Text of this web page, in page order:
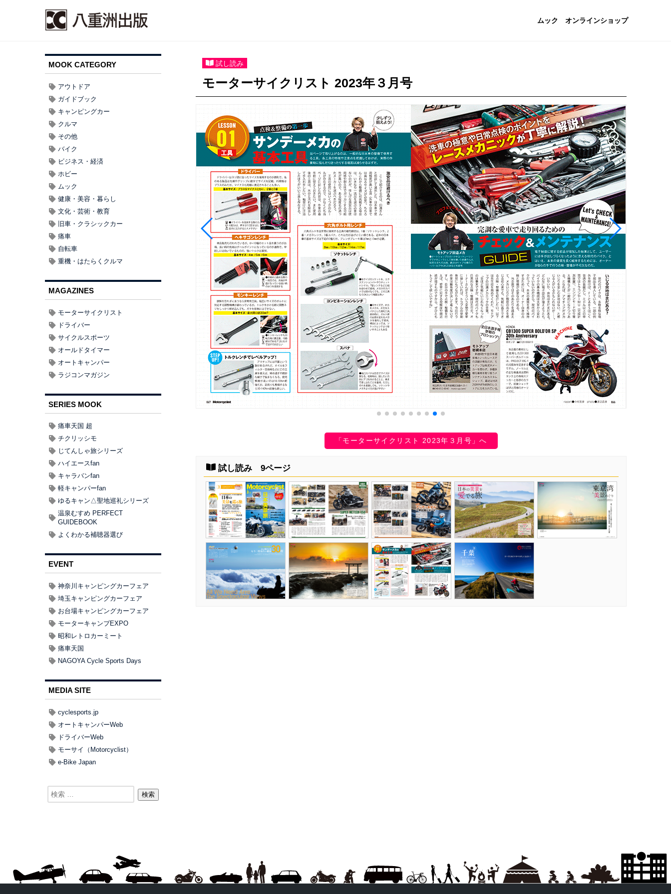
ムック オンラインショップ
試し読み
モーターサイクリスト 2023年３月号
「モーターサイクリスト 2023年３月号」へ
試し読み 9ページ
MOOK CATEGORY
アウトドア
ガイドブック
キャンピングカー
クルマ
その他
バイク
ビジネス・経済
ホビー
ムック
健康・美容・暮らし
文化・芸術・教育
旧車・クラシックカー
痛車
自転車
重機・はたらくクルマ
MAGAZINES
モーターサイクリスト
ドライバー
サイクルスポーツ
オールドタイマー
オートキャンパー
ラジコンマガジン
SERIES MOOK
痛車天国 超
チクリッシモ
じてんしゃ旅シリーズ
ハイエースfan
キャラバンfan
軽キャンパーfan
ゆるキャン△聖地巡礼シリーズ
温泉むすめ PERFECT
GUIDEBOOK
よくわかる補聴器選び
EVENT
神奈川キャンピングカーフェア
埼玉キャンピングカーフェア
お台場キャンピングカーフェア
モーターキャンプEXPO
昭和レトロカーミート
痛車天国
NAGOYA Cycle Sports Days
MEDIA SITE
cyclesports.jp
オートキャンパーWeb
ドライバーWeb
モーサイ（Motorcyclist）
e-Bike Japan